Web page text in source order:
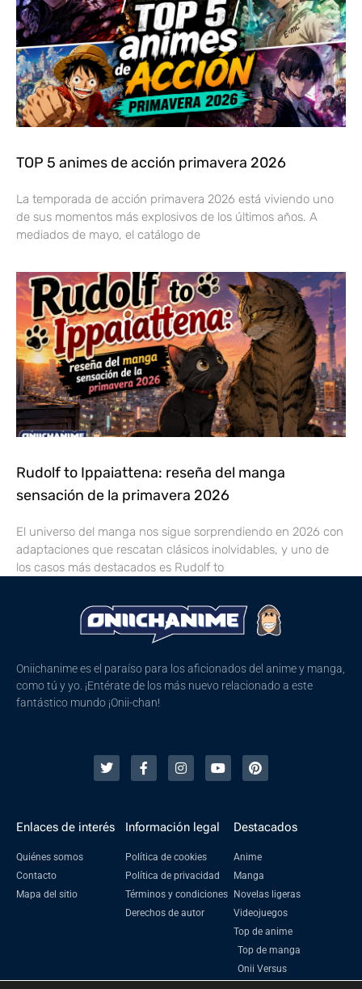
TOP 5 animes de acción primavera 2026
La temporada de acción primavera 2026 está viviendo uno
de sus momentos más explosivos de los últimos años. A
mediados de mayo, el catálogo de
Rudolf to Ippaiattena: reseña del manga
sensación de la primavera 2026
El universo del manga nos sigue sorprendiendo en 2026 con
adaptaciones que rescatan clásicos inolvidables, y uno de
los casos más destacados es Rudolf to
Oniichanime es el paraíso para los aficionados del anime y manga,
como tú y yo. ¡Entérate de los más nuevo relacionado a este
fantástico mundo ¡Onii-chan!
Enlaces de interés
Quiénes somos
Contacto
Mapa del sitio
Información legal
Política de cookies
Política de privacidad
Términos y condiciones
Derechos de autor
Destacados
Anime
Manga
Novelas ligeras
Videojuegos
Top de anime
Top de manga
Onii Versus